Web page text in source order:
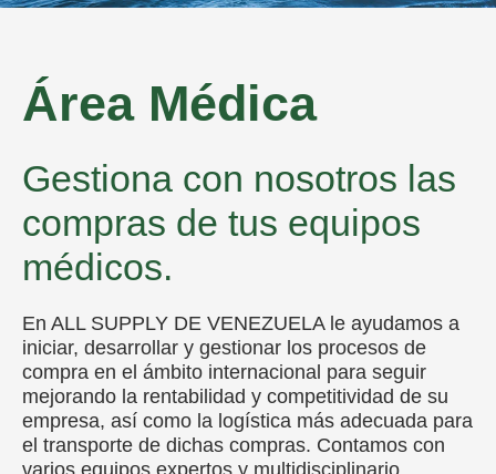
Área Médica
Gestiona con nosotros las
compras de tus equipos
médicos.
En ALL SUPPLY DE VENEZUELA le ayudamos a
iniciar, desarrollar y gestionar los procesos de
compra en el ámbito internacional para seguir
mejorando la rentabilidad y competitividad de su
empresa, así como la logística más adecuada para
el transporte de dichas compras. Contamos con